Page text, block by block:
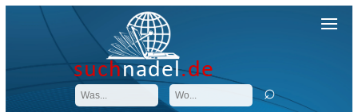
suchnadel.de